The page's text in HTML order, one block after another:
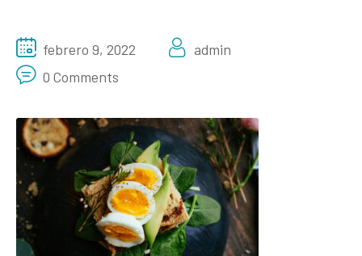
febrero 9, 2022
admin
0 Comments